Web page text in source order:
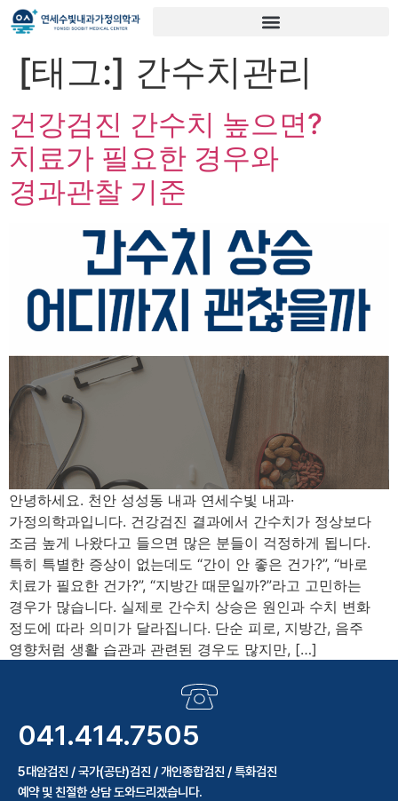
[태그:] 간수치관리
건강검진 간수치 높으면?
치료가 필요한 경우와
경과관찰 기준
안녕하세요. 천안 성성동 내과 연세수빛 내과·
가정의학과입니다. 건강검진 결과에서 간수치가 정상보다
조금 높게 나왔다고 들으면 많은 분들이 걱정하게 됩니다.
특히 특별한 증상이 없는데도 “간이 안 좋은 건가?”, “바로
치료가 필요한 건가?”, “지방간 때문일까?”라고 고민하는
경우가 많습니다. 실제로 간수치 상승은 원인과 수치 변화
정도에 따라 의미가 달라집니다. 단순 피로, 지방간, 음주
영향처럼 생활 습관과 관련된 경우도 많지만, […]
041.414.7505
5대암검진 / 국가(공단)검진 / 개인종합검진 / 특화검진
예약 및 친절한 상담 도와드리겠습니다.